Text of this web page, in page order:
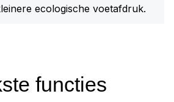
ecologische voetafdruk.
functies